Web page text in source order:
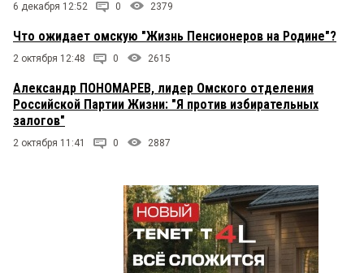
6 декабря 12:52 0 2379
Что ожидает омскую "Жизнь Пенсионеров на Родине"?
2 октября 12:48 0 2615
Александр ПОНОМАРЕВ, лидер Омского отделения
Российской Партии Жизни: "Я против избирательных
залогов"
2 октября 11:41 0 2887